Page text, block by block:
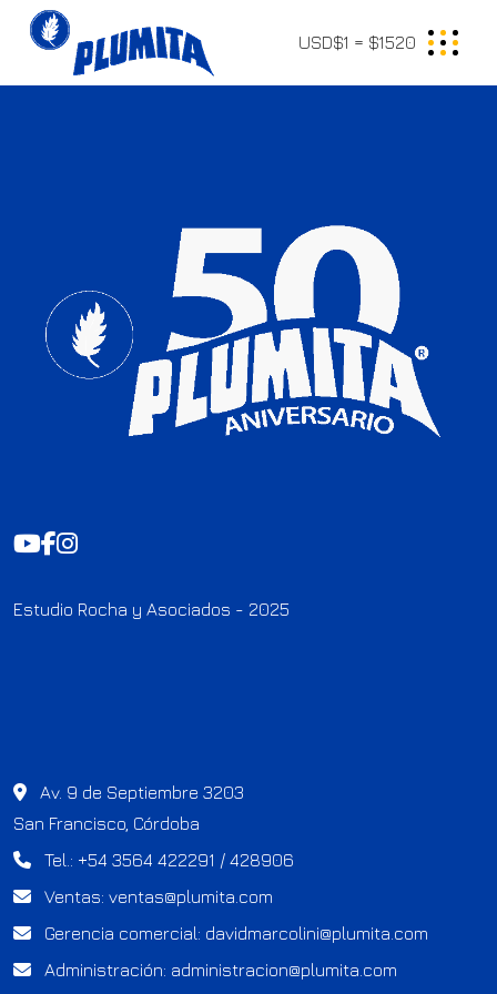
USD$1 = $1520
Estudio Rocha y Asociados - 2025
Av. 9 de Septiembre 3203
San Francisco, Córdoba
Tel.: +54 3564 422291 / 428906
Ventas: ventas@plumita.com
Gerencia comercial: davidmarcolini@plumita.com
Administración: administracion@plumita.com